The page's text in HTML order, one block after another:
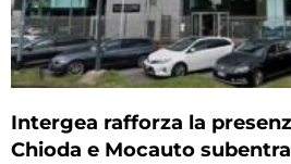
Intergea rafforza la
Chioda e Mocauto